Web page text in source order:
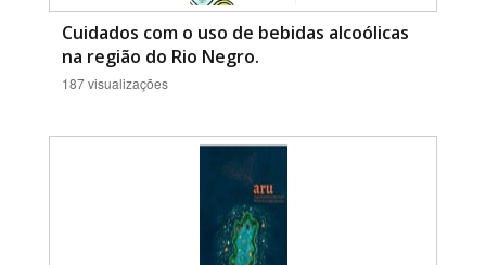
Cuidados com o uso de bebidas alcoólicas
na região do Rio Negro.
187 visualizações